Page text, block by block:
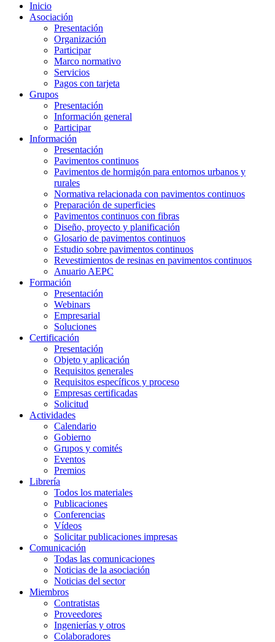
Inicio
Asociación
Presentación
Organización
Participar
Marco normativo
Servicios
Pagos con tarjeta
Grupos
Presentación
Información general
Participar
Información
Presentación
Pavimentos continuos
Pavimentos de hormigón para entornos urbanos y
rurales
Normativa relacionada con pavimentos continuos
Preparación de superficies
Pavimentos continuos con fibras
Diseño, proyecto y planificación
Glosario de pavimentos continuos
Estudio sobre pavimentos continuos
Revestimientos de resinas en pavimentos continuos
Anuario AEPC
Formación
Presentación
Webinars
Empresarial
Soluciones
Certificación
Presentación
Objeto y aplicación
Requisitos generales
Requisitos específicos y proceso
Empresas certificadas
Solicitud
Actividades
Calendario
Gobierno
Grupos y comités
Eventos
Premios
Librería
Todos los materiales
Publicaciones
Conferencias
Vídeos
Solicitar publicaciones impresas
Comunicación
Todas las comunicaciones
Noticias de la asociación
Noticias del sector
Miembros
Contratistas
Proveedores
Ingenierías y otros
Colaboradores